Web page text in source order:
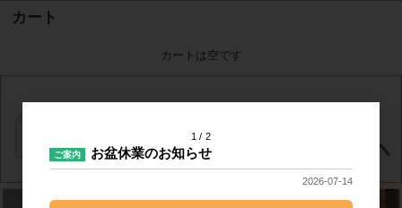
カート
カートは空です
1 2
ご案内 お盆休業のお知らせ
2026-07-14